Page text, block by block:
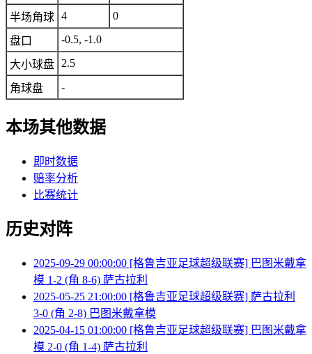
半场角球 4 0
盘口 -0.5, -1.0
大小球盘 2.5
角球盘 -
本场其他数据
即时数据
赔率分析
比赛统计
历史对阵
2025-09-29 00:00:00 [格鲁吉亚足球超级联赛] 巴图米戴拿
模 1-2 (角 8-6) 萨古拉利
2025-05-25 21:00:00 [格鲁吉亚足球超级联赛] 萨古拉利
3-0 (角 2-8) 巴图米戴拿模
2025-04-15 01:00:00 [格鲁吉亚足球超级联赛] 巴图米戴拿
模 2-0 (角 1-4) 萨古拉利